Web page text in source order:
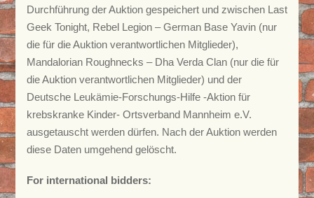
Durchführung der Auktion gespeichert und zwischen Last
Geek Tonight, Rebel Legion – German Base Yavin (nur
die für die Auktion verantwortlichen Mitglieder),
Mandalorian Roughnecks – Dha Verda Clan (nur die für
die Auktion verantwortlichen Mitglieder) und der
Deutsche Leukämie-Forschungs-Hilfe -Aktion für
krebskranke Kinder- Ortsverband Mannheim e.V.
ausgetauscht werden dürfen. Nach der Auktion werden
diese Daten umgehend gelöscht.
For international bidders: